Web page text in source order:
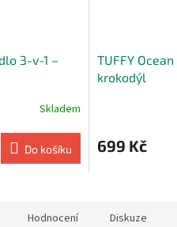
3-v-1 –
Skladem
Do košíku
TUFFY
krokodýl
699 Kč
Hodnocení Diskuze